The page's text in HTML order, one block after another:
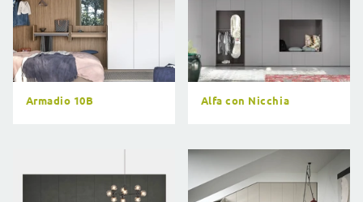
Armadio 10B Alfa con Nicchia